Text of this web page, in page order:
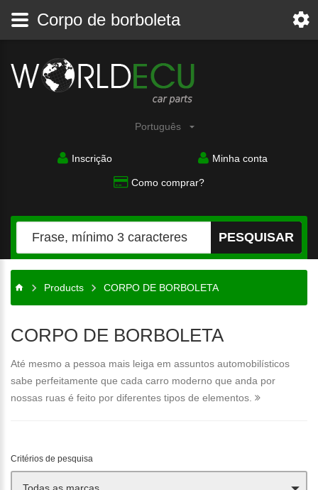
Português
Inscrição Minha conta
Como comprar?
PESQUISAR
Products CORPO DE BORBOLETA
CORPO DE BORBOLETA
Até mesmo a pessoa mais leiga em assuntos automobilísticos
sabe perfeitamente que cada carro moderno que anda por
nossas ruas é feito por diferentes tipos de elementos.
Critérios de pesquisa
Corpo de borboleta